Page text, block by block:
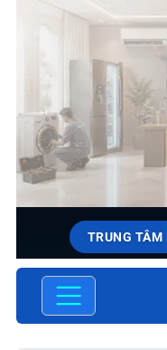
TRUNG TÂM
SỬA CHỮA
TỪ